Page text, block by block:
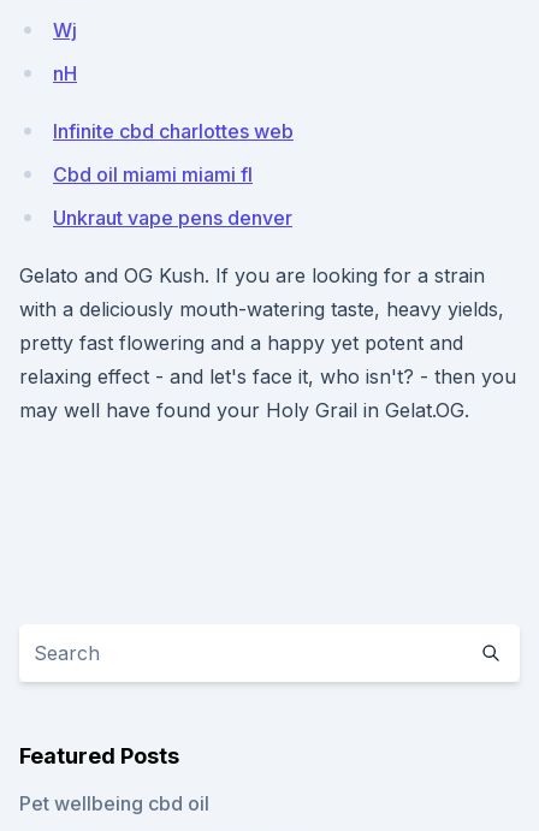
Wj
nH
Infinite cbd charlottes web
Cbd oil miami miami fl
Unkraut vape pens denver
Gelato and OG Kush. If you are looking for a strain
with a deliciously mouth-watering taste, heavy yields,
pretty fast flowering and a happy yet potent and
relaxing effect - and let's face it, who isn't? - then you
may well have found your Holy Grail in Gelat.OG.
Featured Posts
Pet wellbeing cbd oil